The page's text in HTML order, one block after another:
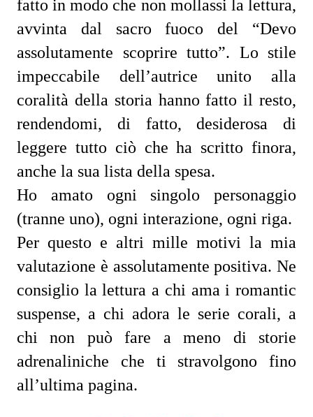
fatto in modo che non mollassi la lettura,
avvinta dal sacro fuoco del “Devo
assolutamente scoprire tutto”. Lo stile
impeccabile dell’autrice unito alla
coralità della storia hanno fatto il resto,
rendendomi, di fatto, desiderosa di
leggere tutto ciò che ha scritto finora,
anche la sua lista della spesa.
Ho amato ogni singolo personaggio
(tranne uno), ogni interazione, ogni riga.
Per questo e altri mille motivi la mia
valutazione è assolutamente positiva. Ne
consiglio la lettura a chi ama i romantic
suspense, a chi adora le serie corali, a
chi non può fare a meno di storie
adrenaliniche che ti stravolgono fino
all’ultima pagina.